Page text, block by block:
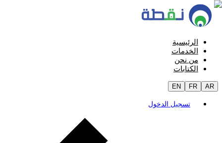
الرئيسية
الخدمات
من نحن
الكتابات
EN FR AR
تسجيل الدخول